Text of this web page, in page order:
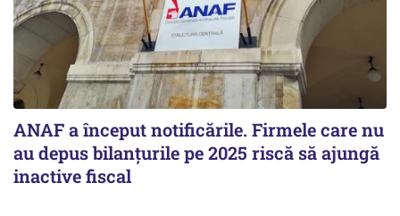
ANAF a început notificările. Firmele care nu
au depus bilanțurile pe 2025 riscă să ajungă
inactive fiscal